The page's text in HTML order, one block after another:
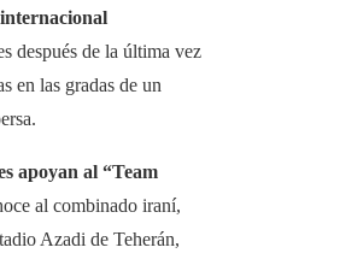
después de la última vez
en las gradas de un
apoyan al “Team
al combinado iraní,
Azadi de Teherán,